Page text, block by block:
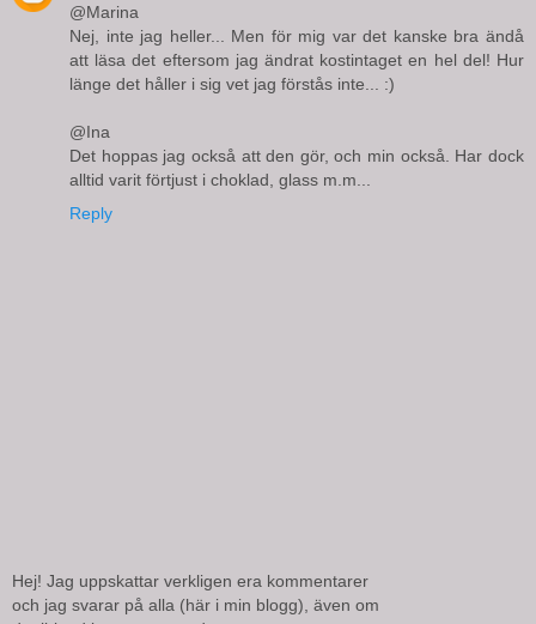
@Marina
Nej, inte jag heller... Men för mig var det kanske bra ändå
att läsa det eftersom jag ändrat kostintaget en hel del! Hur
länge det håller i sig vet jag förstås inte... :)
@Ina
Det hoppas jag också att den gör, och min också. Har dock
alltid varit förtjust i choklad, glass m.m...
Reply
Hej! Jag uppskattar verkligen era kommentarer
och jag svarar på alla (här i min blogg), även om